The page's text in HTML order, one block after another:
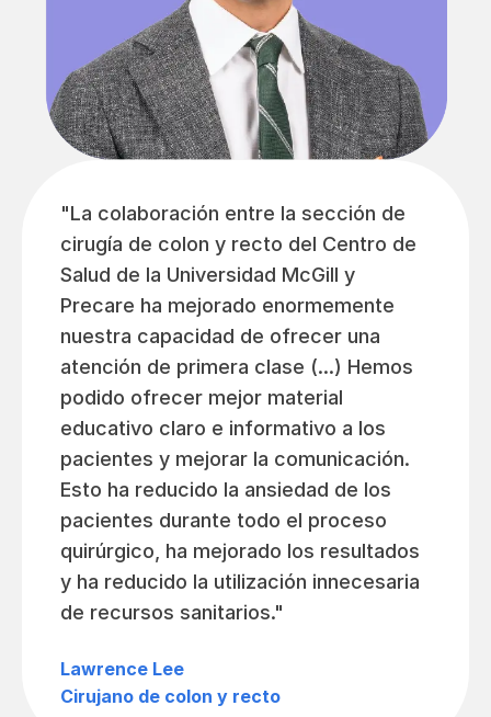
"La colaboración entre la sección de
cirugía de colon y recto del Centro de
Salud de la Universidad McGill y
Precare ha mejorado enormemente
nuestra capacidad de ofrecer una
atención de primera clase (...) Hemos
podido ofrecer mejor material
educativo claro e informativo a los
pacientes y mejorar la comunicación.
Esto ha reducido la ansiedad de los
pacientes durante todo el proceso
quirúrgico, ha mejorado los resultados
y ha reducido la utilización innecesaria
de recursos sanitarios."
Lawrence Lee
Cirujano de colon y recto